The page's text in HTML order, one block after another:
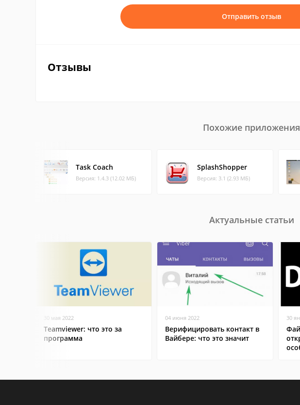
Отправить отзыв
Отзывы
Похожие приложения
Task Coach
Версия: 1.4.3 (12.02 МБ)
SplashShopper
Версия: 3.1 (2.93 МБ)
Актуальные статьи
30 мая 2022
Teamviewer: что это за
программа
04 июня 2022
Верифицировать контакт в
Вайбере: что это значит
30